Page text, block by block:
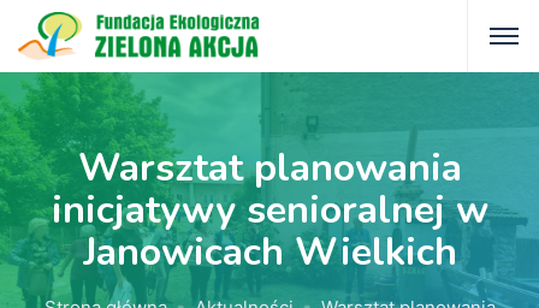
Warsztat planowania
inicjatywy senioralnej w
Janowicach Wielkich